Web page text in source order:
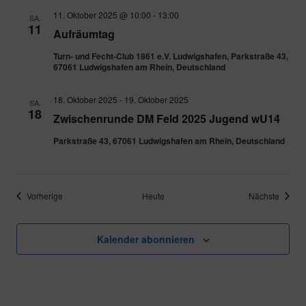
SA.
11 Aufräumtag
11. Oktober 2025 @ 10:00 - 13:00
Turn- und Fecht-Club 1861 e.V. Ludwigshafen, Parkstraße 43,
67061 Ludwigshafen am Rhein, Deutschland
SA.
18 Zwischenrunde DM Feld 2025 Jugend wU14
18. Oktober 2025 - 19. Oktober 2025
Parkstraße 43, 67061 Ludwigshafen am Rhein, Deutschland
Vorherige Heute Nächste
Kalender abonnieren